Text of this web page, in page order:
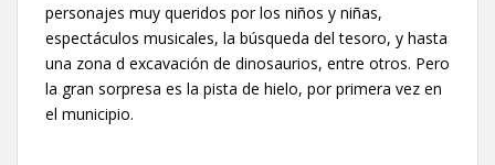
personajes muy queridos por los niños y niñas,
espectáculos musicales, la búsqueda del tesoro, y hasta
una zona d excavación de dinosaurios, entre otros. Pero
la gran sorpresa es la pista de hielo, por primera vez en
el municipio.